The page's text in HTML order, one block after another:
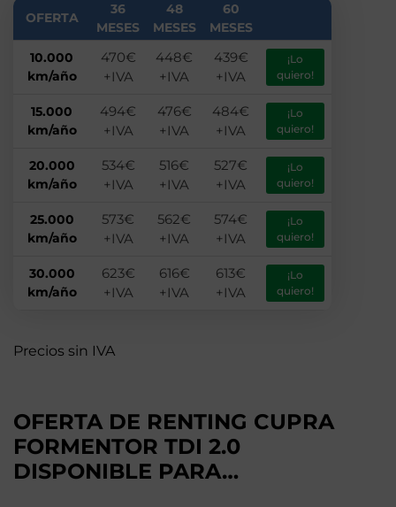
OFERTA
36
MESES
48
MESES
60
MESES
10.000
km/año
470€
+IVA
448€
+IVA
439€
+IVA
¡Lo
quiero!
15.000
km/año
494€
+IVA
476€
+IVA
484€
+IVA
¡Lo
quiero!
20.000
km/año
534€
+IVA
516€
+IVA
527€
+IVA
¡Lo
quiero!
25.000
km/año
573€
+IVA
562€
+IVA
574€
+IVA
¡Lo
quiero!
30.000
km/año
623€
+IVA
616€
+IVA
613€
+IVA
¡Lo
quiero!
Precios sin IVA
OFERTA DE RENTING CUPRA
FORMENTOR TDI 2.0
DISPONIBLE PARA…